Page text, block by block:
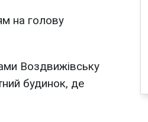
на голову
Воздвижівську
будинок, де